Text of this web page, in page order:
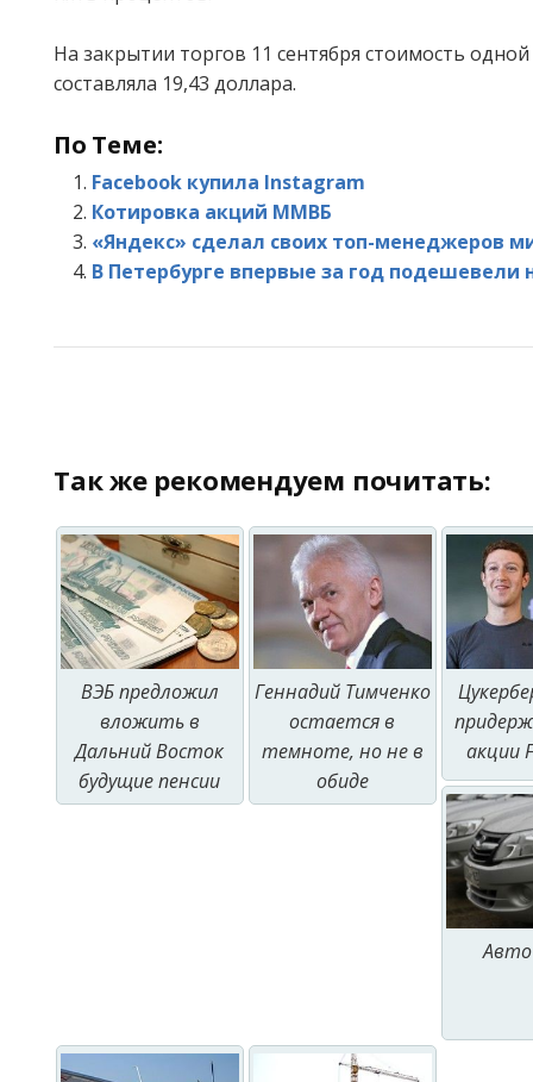
На закрытии торгов 11 сентября стоимость
составляла 19,43 доллара.
По Теме:
Facebook купила Instagram
Котировка акций ММВБ
«Яндекс» сделал своих топ-менеджеров
В Петербурге впервые за год подешевели
Так же рекомендуем почитать:
ВЭБ предложил
вложить в
Дальний Восток
будущие пенсии
Геннадий Тимченко
остается в
темноте, но не в
обиде
акции